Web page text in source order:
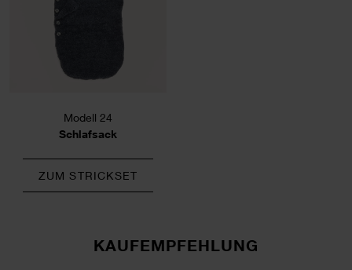
Modell 24
Schlafsack
ZUM STRICKSET
KAUFEMPFEHLUNG